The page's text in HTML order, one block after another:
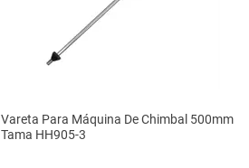
Vareta Para Máquina De Chimbal 500mm
Tama HH905-3